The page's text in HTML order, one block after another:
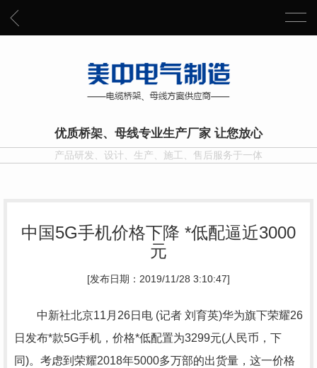
优质桥架、母线专业生产厂家 让您放心
产品研发、设计、生产、施工、售后服务于一体
中国5G手机价格下降 *低配逼近3000
元
[发布日期：2019/11/28 3:10:47]
中新社北京11月26日电 (记者 刘育英)华为旗下荣耀26
日发布*款5G手机，价格*低配置为3299元(人民币，下
同)。考虑到荣耀2018年5000多万部的出货量，这一价格